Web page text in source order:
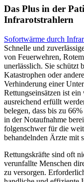
Das Plus in der
Infrarotstrahlern
Sofortwärme durch
Schnelle und
von Feuerwehren,
unerlässlich. Sie schützt
Katastrophen oder
Verhinderung einer
Rettungseinsätzen ist
ausreichend erfüllt
belegen, dass bis zu
in der Notaufnahme
folgenschwer für die
behandelnden Ärzte mit
Rettungskräfte sind oft
verunfallte Menschen
zu versorgen.